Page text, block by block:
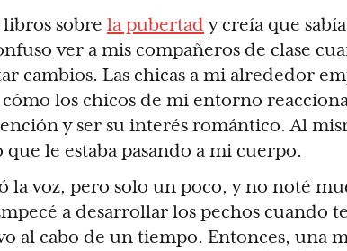
sobre la pubertad y creía que
ver a mis compañeros de clase
cambios. Las chicas a mi alrededor
los chicos de mi entorno
y ser su interés romántico. Al
le estaba pasando a mi cuerpo.
la voz, pero solo un poco, y no noté
a desarrollar los pechos cuando
al cabo de un tiempo. Entonces, una